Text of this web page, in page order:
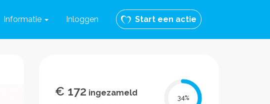
Informatie Inloggen Start een actie
€ 172 ingezameld
34%